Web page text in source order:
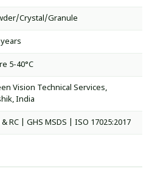
Crystal/Granule
5-40°C
Vision Technical Services,
India
& RC | GHS MSDS | ISO 17025:2017